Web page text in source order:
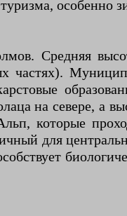
особенно
Средняя
на севере, а
которые
для